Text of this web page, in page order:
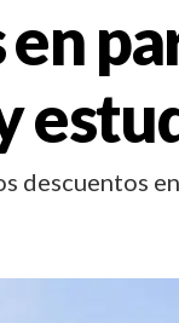
descuentos